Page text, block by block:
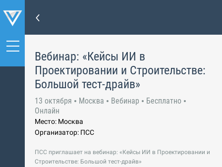
Вебинар: «Кейсы ИИ в
Проектировании и Строительстве:
Большой тест-драйв»
13 октября Москва Вебинар
Бесплатно
Онлайн
Место: Москва
Организатор: ПСС
ПСС приглашает на вебинар: «Кейсы ИИ в Проектировании и
Строительстве: Большой тест-драйв»